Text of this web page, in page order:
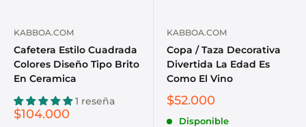
KABBOA.COM
Cafetera Estilo Cuadrada
Colores Diseño Tipo Brito
En Ceramica
1 reseña
$104.000
KABBOA.COM
Copa / Taza Decorativa
Divertida La Edad Es
Como El Vino
$52.000
Disponible